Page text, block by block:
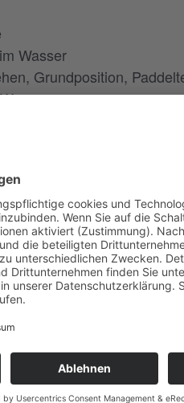
Wasser
Grundposition,
Boardleash)